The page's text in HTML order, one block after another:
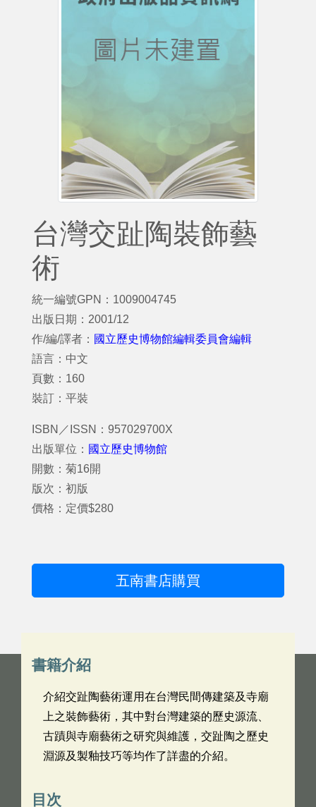
台灣交趾陶裝飾藝
術
統一編號GPN：1009004745
出版日期：2001/12
作/編/譯者： 國立歷史博物館編輯委員會編輯
語言：中文
頁數：160
裝訂：平裝
ISBN／ISSN：957029700X
出版單位： 國立歷史博物館
開數：菊16開
版次：初版
價格：定價$280
五南書店購買
書籍介紹
介紹交趾陶藝術運用在台灣民間傳建築及寺廟
上之裝飾藝術，其中對台灣建築的歷史源流、
古蹟與寺廟藝術之研究與維護，交趾陶之歷史
淵源及製釉技巧等均作了詳盡的介紹。
目次